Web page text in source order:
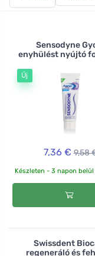
fogkrémeket , a
nagyszerűek
fogkrémeket. A
is, például
aranyrózsás .
Sensodyne
enyhülést nyújtó
Új
7,36 € 9,58
Készleten - 3 napon
Swissdent
regeneráló és